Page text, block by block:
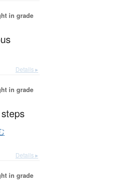
in grade
Details ▸
in grade
Details ▸
in grade